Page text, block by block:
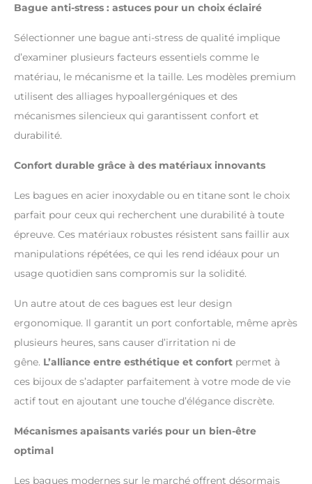
Bague anti-stress : astuces pour un choix éclairé
Sélectionner une bague anti-stress de qualité implique
d’examiner plusieurs facteurs essentiels comme le
matériau, le mécanisme et la taille. Les modèles premium
utilisent des alliages hypoallergéniques et des
mécanismes silencieux qui garantissent confort et
durabilité.
Confort durable grâce à des matériaux innovants
Les bagues en acier inoxydable ou en titane sont le choix
parfait pour ceux qui recherchent une durabilité à toute
épreuve. Ces matériaux robustes résistent sans faillir aux
manipulations répétées, ce qui les rend idéaux pour un
usage quotidien sans compromis sur la solidité.
Un autre atout de ces bagues est leur design
ergonomique. Il garantit un port confortable, même après
plusieurs heures, sans causer d’irritation ni de
gêne. L’alliance entre esthétique et confort permet à
ces bijoux de s’adapter parfaitement à votre mode de vie
actif tout en ajoutant une touche d’élégance discrète.
Mécanismes apaisants variés pour un bien-être
optimal
Les bagues modernes sur le marché offrent désormais